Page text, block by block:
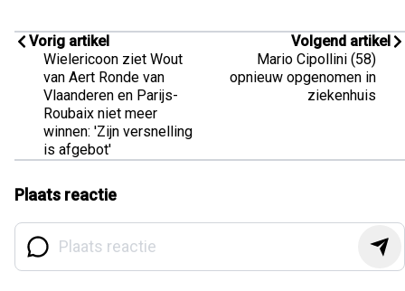
Vorig artikel
Wielericoon ziet Wout
van Aert Ronde van
Vlaanderen en Parijs-
Roubaix niet meer
winnen: 'Zijn versnelling
is afgebot'
Volgend artikel
Mario Cipollini (58)
opnieuw opgenomen in
ziekenhuis
Plaats reactie